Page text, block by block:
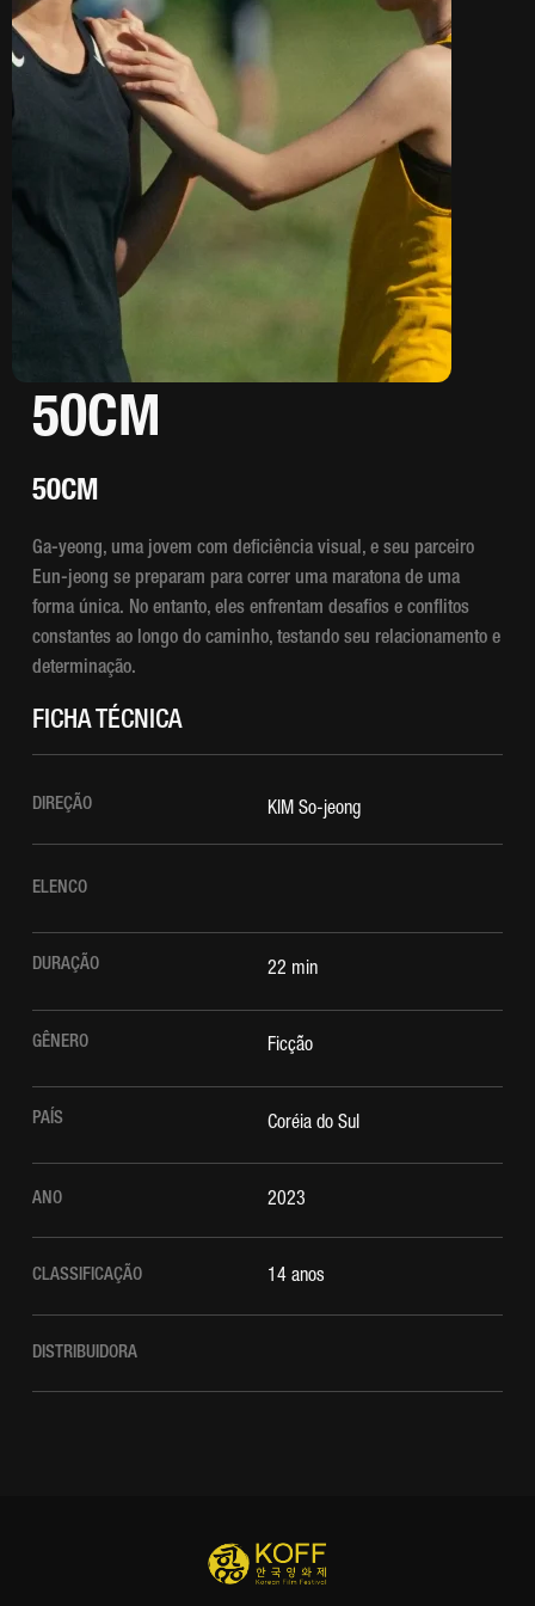
50CM
50CM
Ga-yeong, uma jovem com deficiência visual, e seu parceiro
Eun-jeong se preparam para correr uma maratona de uma
forma única. No entanto, eles enfrentam desafios e conflitos
constantes ao longo do caminho, testando seu relacionamento e
determinação.
FICHA TÉCNICA
DIREÇÃO KIM So-jeong
ELENCO
DURAÇÃO 22 min
GÊNERO Ficção
PAÍS Coréia do Sul
ANO 2023
CLASSIFICAÇÃO 14 anos
DISTRIBUIDORA